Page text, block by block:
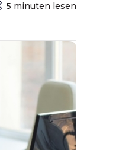
5 minuten lesen